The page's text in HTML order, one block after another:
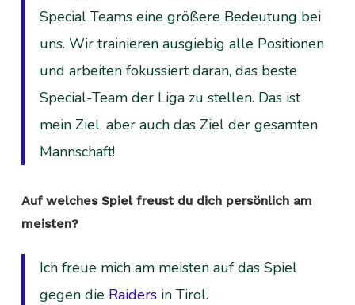
Special Teams eine größere Bedeutung bei
uns. Wir trainieren ausgiebig alle Positionen
und arbeiten fokussiert daran, das beste
Special-Team der Liga zu stellen. Das ist
mein Ziel, aber auch das Ziel der gesamten
Mannschaft!
Auf welches Spiel freust du dich persönlich am
meisten?
Ich freue mich am meisten auf das Spiel
gegen die Raiders in Tirol.